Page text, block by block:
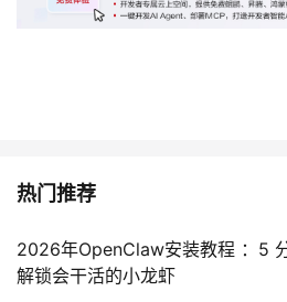
热门推荐
2026年OpenClaw安装教程 ：5
解锁会干活的小龙虾